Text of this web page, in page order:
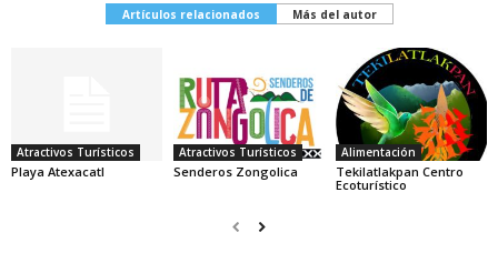
Artículos relacionados Más del autor
Atractivos Turísticos
Playa Atexacatl
Atractivos Turísticos
Senderos Zongolica
Alimentación
Tekilatlakpan Centro
Ecoturístico